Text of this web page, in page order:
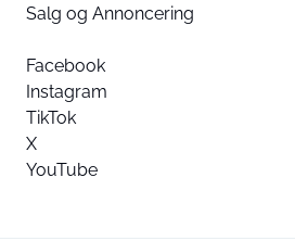
Salg og Annoncering
Facebook
Instagram
TikTok
X
YouTube